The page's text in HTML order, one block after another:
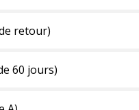
retour)
60 jours)